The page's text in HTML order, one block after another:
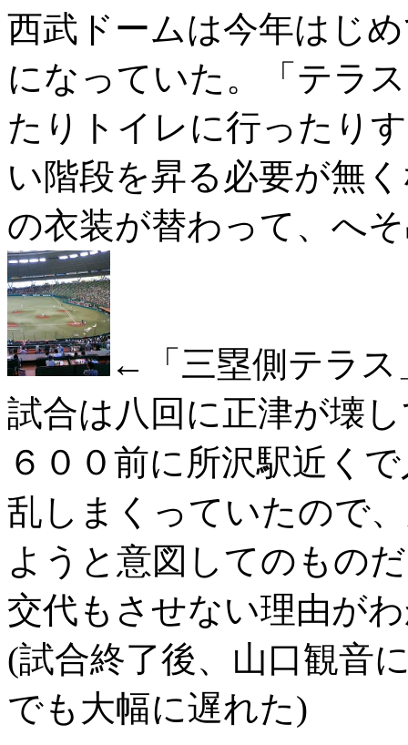
西武ドームは今年はじ
になっていた。「テラ
たりトイレに行ったり
い階段を昇る必要が無
の衣装が替わって、へ
←「三塁側テラス
試合は八回に正津が壊
６００前に所沢駅近く
乱しまくっていたので
ようと意図してのもの
交代もさせない理由が
(試合終了後、山口観音
でも大幅に遅れた)